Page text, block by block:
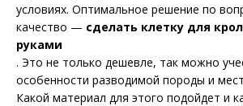
условиях. Оптимальное решение по
качество — сделать клетку для
руками
. Это не только дешевле, так можно
особенности разводимой породы и
Какой материал для этого подойдет и